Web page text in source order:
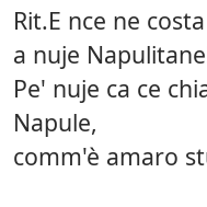
Rit.E nce ne
a nuje
Pe' nuje ca ce
Napule,
comm'è amaro